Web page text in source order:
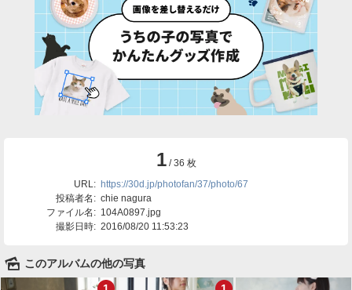
1 / 36 枚
URL: https://30d.jp/photofan/37/photo/67
投稿者名: chie nagura
ファイル名: 104A0897.jpg
撮影日時: 2016/08/20 11:53:23
🌄 このアルバムの他の写真